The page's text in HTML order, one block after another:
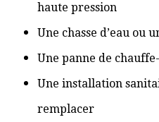
haute pression
Une chasse d’eau ou
Une panne de
Une installation
remplacer